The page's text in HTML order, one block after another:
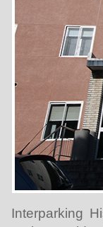
Interparking